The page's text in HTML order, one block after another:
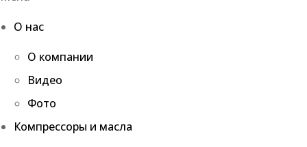
О нас
О компании
Видео
Фото
Компрессоры и масла